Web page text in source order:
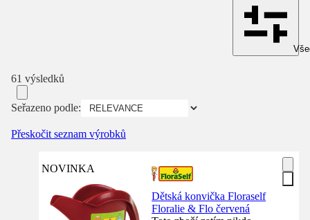
61 výsledků
Seřazeno podle:
Přeskočit seznam výrobků
NOVINKA
Dětská konvička Floraself
Floralie & Flo červená